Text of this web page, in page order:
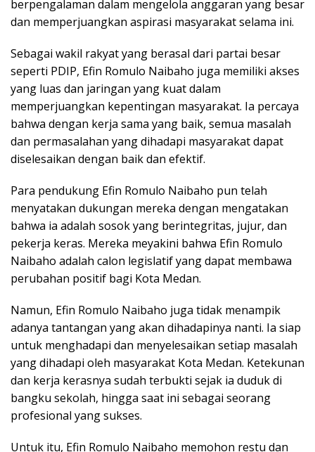
berpengalaman dalam mengelola anggaran yang besar
dan memperjuangkan aspirasi masyarakat selama ini.
Sebagai wakil rakyat yang berasal dari partai besar
seperti PDIP, Efin Romulo Naibaho juga memiliki akses
yang luas dan jaringan yang kuat dalam
memperjuangkan kepentingan masyarakat. Ia percaya
bahwa dengan kerja sama yang baik, semua masalah
dan permasalahan yang dihadapi masyarakat dapat
diselesaikan dengan baik dan efektif.
Para pendukung Efin Romulo Naibaho pun telah
menyatakan dukungan mereka dengan mengatakan
bahwa ia adalah sosok yang berintegritas, jujur, dan
pekerja keras. Mereka meyakini bahwa Efin Romulo
Naibaho adalah calon legislatif yang dapat membawa
perubahan positif bagi Kota Medan.
Namun, Efin Romulo Naibaho juga tidak menampik
adanya tantangan yang akan dihadapinya nanti. Ia siap
untuk menghadapi dan menyelesaikan setiap masalah
yang dihadapi oleh masyarakat Kota Medan. Ketekunan
dan kerja kerasnya sudah terbukti sejak ia duduk di
bangku sekolah, hingga saat ini sebagai seorang
profesional yang sukses.
Untuk itu, Efin Romulo Naibaho memohon restu dan